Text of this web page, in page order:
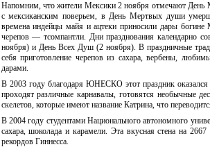
Напомним, что жители Мексики 2 ноября отмечают
с мексиканским поверьем, в День Мертвых души
времена индейцы майя и ацтеки приносили дары
черепов — тсомпантли. Дни празднования календарно
ноября) и День Всех Душ (2 ноября). В праздничные
себя приготовление черепов из сахара, вербены,
дарами.
В 2003 году благодаря ЮНЕСКО этот праздник оказался
проходят различные карнавалы, готовятся необычные
скелетов, которые имеют название Катрина, что
В 2004 году студентами Национального автономного
сахара, шоколада и карамели. Эта вкусная стена на
рекордов Гиннесса.